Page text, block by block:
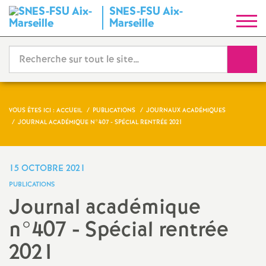
SNES-FSU Aix-
Marseille
y
n
d
i
a
t
VOUS ÊTES ICI : ACCUEIL PUBLICATIONS
JOURNAUX ACADÉMIQUES
JOURNAL ACADÉMIQUE N°407 - SPÉCIAL RENTRÉE 2021
15 OCTOBRE 2021
PUBLICATIONS
Journal académique
n°407 - Spécial rentrée
2021